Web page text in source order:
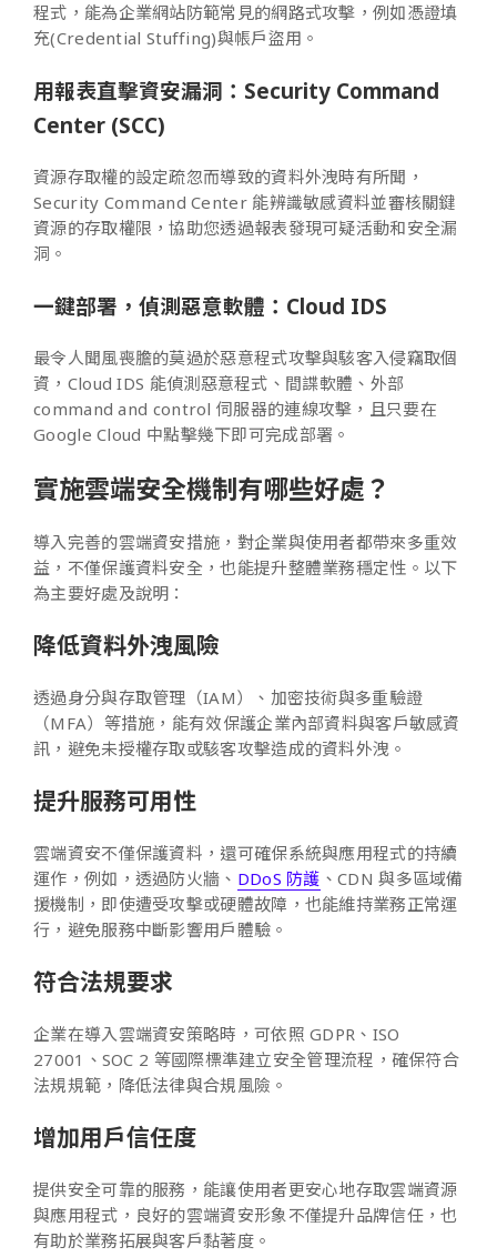
程式，能為企業網站防範常見的網路式攻擊，例如憑證填
充(Credential Stuffing)與帳戶盜用。
用報表直擊資安漏洞：Security Command
Center (SCC)
資源存取權的設定疏忽而導致的資料外洩時有所聞，
Security Command Center 能辨識敏感資料並審核關鍵
資源的存取權限，協助您透過報表發現可疑活動和安全漏
洞。
一鍵部署，偵測惡意軟體：Cloud IDS
最令人聞風喪膽的莫過於惡意程式攻擊與駭客入侵竊取個
資，Cloud IDS 能偵測惡意程式、間諜軟體、外部
command and control 伺服器的連線攻擊，且只要在
Google Cloud 中點擊幾下即可完成部署。
實施雲端安全機制有哪些好處？
導入完善的雲端資安措施，對企業與使用者都帶來多重效
益，不僅保護資料安全，也能提升整體業務穩定性。以下
為主要好處及說明：
降低資料外洩風險
透過身分與存取管理（IAM）、加密技術與多重驗證
（MFA）等措施，能有效保護企業內部資料與客戶敏感資
訊，避免未授權存取或駭客攻擊造成的資料外洩。
提升服務可用性
雲端資安不僅保護資料，還可確保系統與應用程式的持續
運作，例如，透過防火牆、 DDoS 防護 、CDN 與多區域備
援機制，即使遭受攻擊或硬體故障，也能維持業務正常運
行，避免服務中斷影響用戶體驗。
符合法規要求
企業在導入雲端資安策略時，可依照 GDPR、ISO
27001、SOC 2 等國際標準建立安全管理流程，確保符合
法規規範，降低法律與合規風險。
增加用戶信任度
提供安全可靠的服務，能讓使用者更安心地存取雲端資源
與應用程式，良好的雲端資安形象不僅提升品牌信任，也
有助於業務拓展與客戶黏著度。